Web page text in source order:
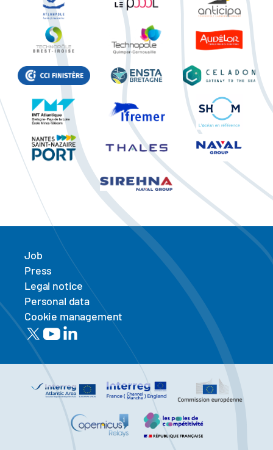
Job
Press
Legal notice
Personal data
Cookie management